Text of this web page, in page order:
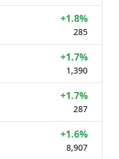
+1.8%
285
+1.7%
1,390
+1.7%
287
+1.6%
8,907